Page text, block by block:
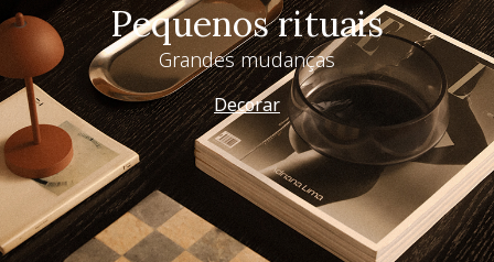
Pequenos rituais
Grandes mudanças
Decorar